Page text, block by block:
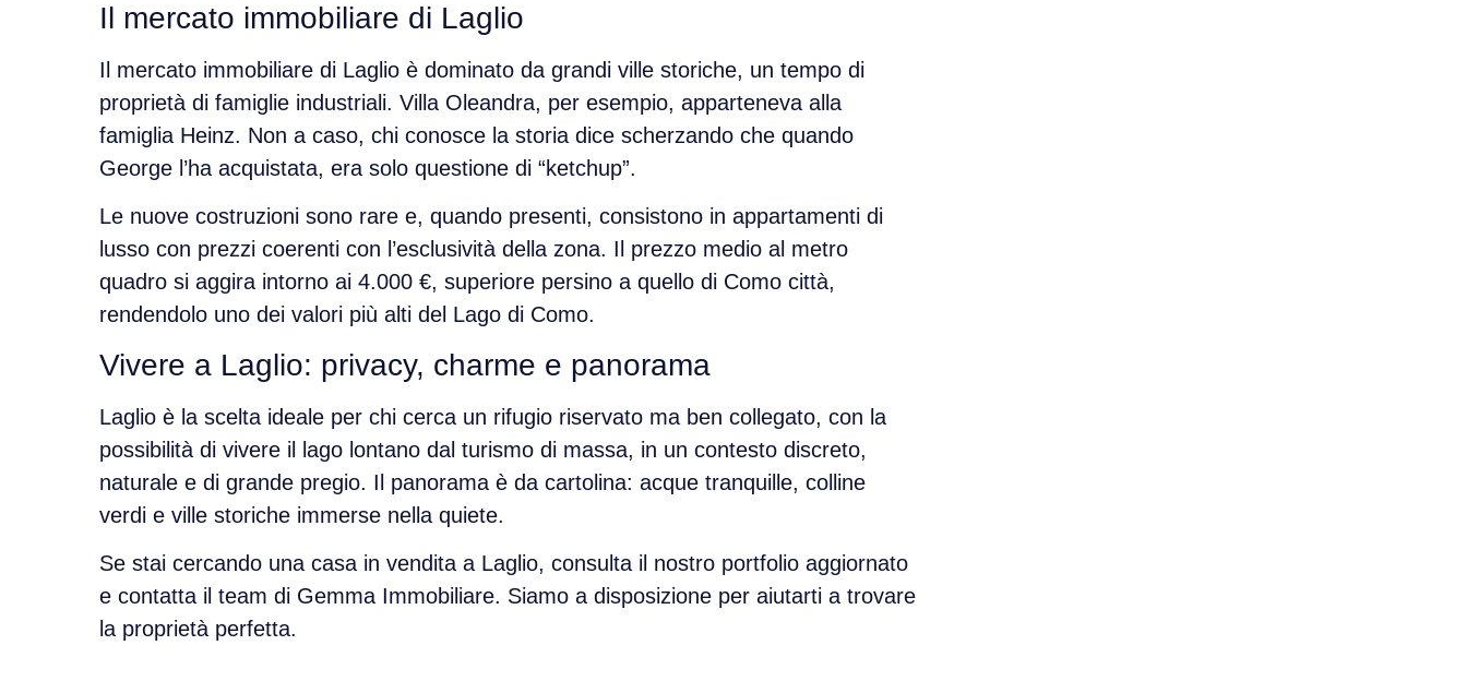
Il mercato immobiliare di Laglio
Il mercato immobiliare di Laglio è dominato da grandi ville storiche, un tempo di
proprietà di famiglie industriali. Villa Oleandra, per esempio, apparteneva alla
famiglia Heinz. Non a caso, chi conosce la storia dice scherzando che quando
George l’ha acquistata, era solo questione di “ketchup”.
Le nuove costruzioni sono raree, quando presenti, consistono in appartamenti di
lussocon prezzi coerenti con l’esclusività della zona. Il prezzo medio al metro
quadro si aggira intorno ai 4.000 €, superiore persino a quello di Como città,
rendendolo uno dei valori più alti del Lago di Como.
Vivere a Laglio: privacy, charme e panorama
Laglio è la scelta ideale per chi cerca un rifugio riservato ma ben collegato, con la
possibilità di vivere il lago lontano dal turismo di massa, in un contesto discreto,
naturale e di grande pregio. Il panorama è da cartolina: acque tranquille, colline
verdi e ville storicheimmerse nella quiete.
Se stai cercando una casa in vendita a Laglio, consulta il nostro portfolio aggiornato
e contatta il team di Gemma Immobiliare. Siamo a disposizione per aiutarti a trovare
la proprietà perfetta.